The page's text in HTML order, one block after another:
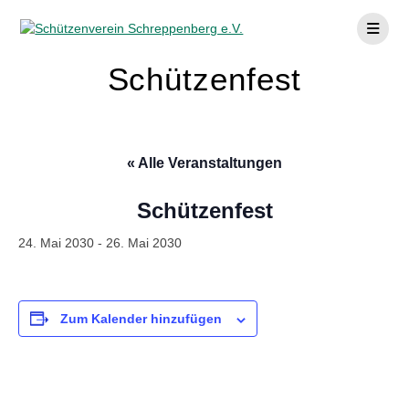
to
Schützenfest
« Alle Veranstaltungen
Schützenfest
24. Mai 2030 - 26. Mai 2030
Zum Kalender hinzufügen